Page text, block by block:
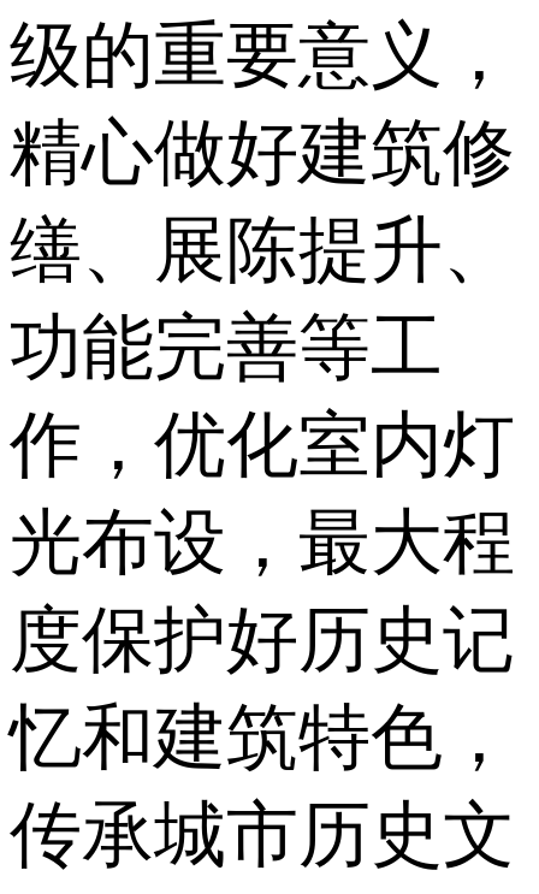
级的重要意义，
精心做好建筑修
缮、展陈提升、
功能完善等工
作，优化室内灯
光布设，最大程
度保护好历史记
忆和建筑特色，
传承城市历史文